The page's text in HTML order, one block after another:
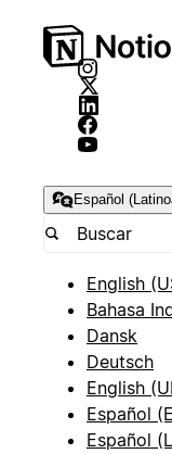
Español
English
Bahasa
Dansk
Deutsch
English
Español
Español